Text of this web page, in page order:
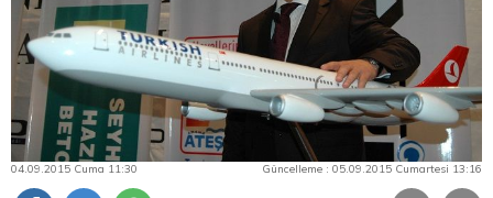
04.09.2015 Cuma 11:30 Güncelleme : 05.09.2015 Cumartesi 13:16